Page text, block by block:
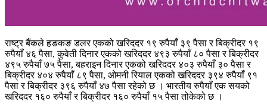
राष्ट्र बैंकले हङकङ डलर एकको खरिददर १९ रुपैयाँ ३९ पैसा र बिक्रीदर १९
रुपैयाँ ४६ पैसा, कुवेती दिनार एकको खरिददर ४९३ रुपैयाँ ८० पैसा र बिक्रीदर
४९५ रुपैयाँ ७५ पैसा, बहराइन दिनार एकको खरिददर ४०३ रुपैयाँ ३० पैसा र
बिक्रीदर ४०४ रुपैयाँ ८९ पैसा, ओमनी रियाल एकको खरिददर ३९४ रुपैयाँ ९१
पैसा र बिक्रीदर ३९६ रुपैयाँ ४७ पैसा रहेको छ । भारतीय रुपैयाँ एक सयको
खरिददर १६० रुपैयाँ र बिक्रीदर १६० रुपैयाँ १५ पैसा तोकेको छ ।